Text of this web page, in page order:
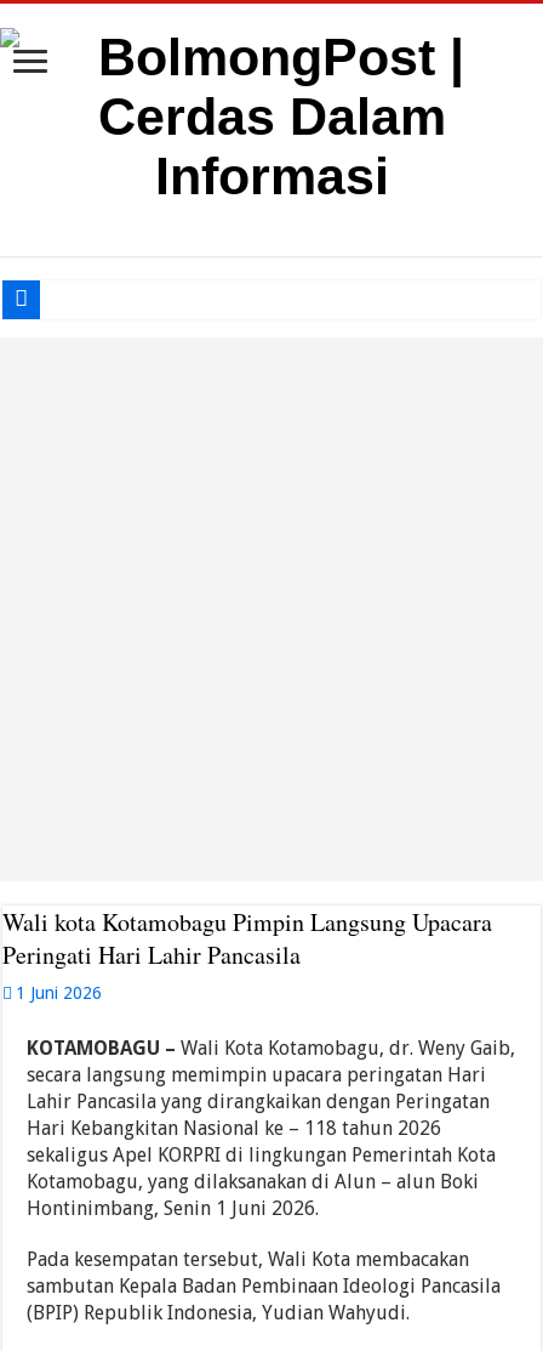
Wali kota Kotamobagu Pimpin Langsung Upacara
Peringati Hari Lahir Pancasila
1 Juni 2026
KOTAMOBAGU – Wali Kota Kotamobagu, dr. Weny Gaib,
secara langsung memimpin upacara peringatan Hari
Lahir Pancasila yang dirangkaikan dengan Peringatan
Hari Kebangkitan Nasional ke – 118 tahun 2026
sekaligus Apel KORPRI di lingkungan Pemerintah Kota
Kotamobagu, yang dilaksanakan di Alun – alun Boki
Hontinimbang, Senin 1 Juni 2026.
Pada kesempatan tersebut, Wali Kota membacakan
sambutan Kepala Badan Pembinaan Ideologi Pancasila
(BPIP) Republik Indonesia, Yudian Wahyudi.